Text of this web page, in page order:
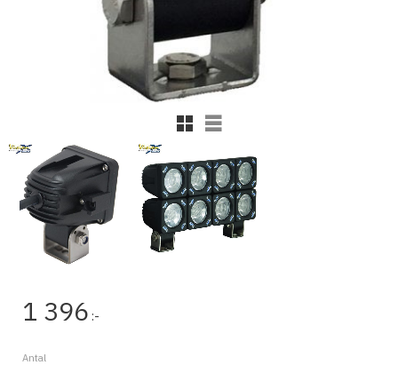
Rutnätsvy
Listvy
1 396 :-
Antal